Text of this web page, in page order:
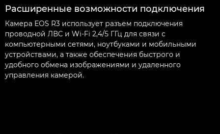
Расширенные возможности подключения
Камера EOS R3 использует разъем подключения
проводной ЛВС и Wi-Fi 2,4/5 ГГц для связи с
компьютерными сетями, ноутбуками и мобильными
устройствами, а также обеспечения быстрого и
удобного обмена изображениями и удаленного
управления камерой.